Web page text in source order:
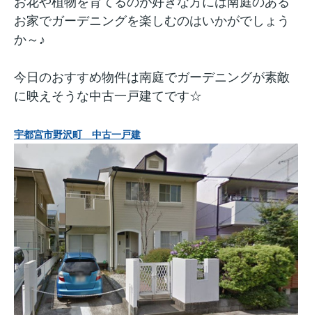
お家でガーデニングを楽しむのはいかがでしょう
か～♪
今日のおすすめ物件は南庭でガーデニングが素敵
に映えそうな中古一戸建てです☆
宇都宮市野沢町 中古一戸建